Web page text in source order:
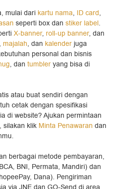
mulai dari kartu nama, ID card,
seperti box dan stiker label.
X-banner, roll-up banner, dan
, majalah, dan kalender juga
personal dan bisnis
, dan tumbler yang bisa di
atau buat sendiri dengan
cetak dengan spesifikasi
di website? Ajukan permintaan
silakan klik Minta Penawaran dan
berbagai metode pembayaran,
BNI, Permata, Mandiri) dan
Dana). Pengiriman
via JNE dan GO-Send di area